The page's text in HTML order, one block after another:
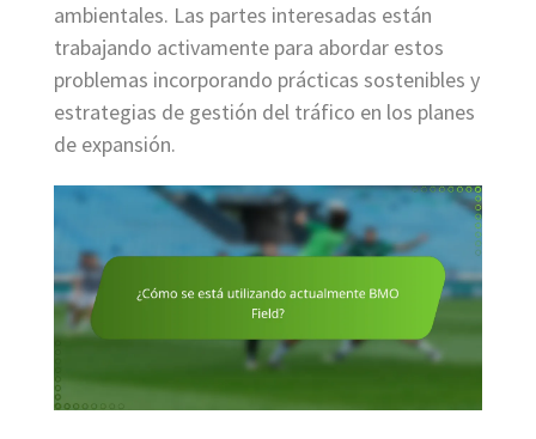
ambientales. Las partes interesadas están
trabajando activamente para abordar estos
problemas incorporando prácticas sostenibles y
estrategias de gestión del tráfico en los planes
de expansión.